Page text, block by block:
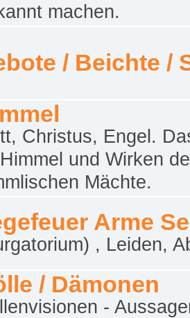
machen.
/ Beichte /
Christus, Engel.
und Wirken
Mächte.
Arme
, Leiden,
/ Dämonen
-